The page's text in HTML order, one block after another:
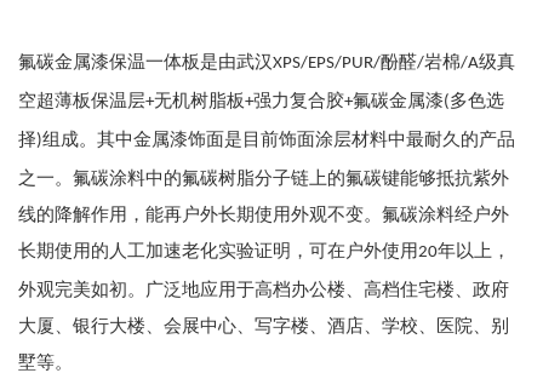
氟碳金属漆保温一体板是由武汉XPS/EPS/PUR/酚醛/岩棉/A级真
空超薄板保温层+无机树脂板+强力复合胶+氟碳金属漆(多色选
择)组成。其中金属漆饰面是目前饰面涂层材料中最耐久的产品
之一。氟碳涂料中的氟碳树脂分子链上的氟碳键能够抵抗紫外
线的降解作用，能再户外长期使用外观不变。氟碳涂料经户外
长期使用的人工加速老化实验证明，可在户外使用20年以上，
外观完美如初。广泛地应用于高档办公楼、高档住宅楼、政府
大厦、银行大楼、会展中心、写字楼、酒店、学校、医院、别
墅等。